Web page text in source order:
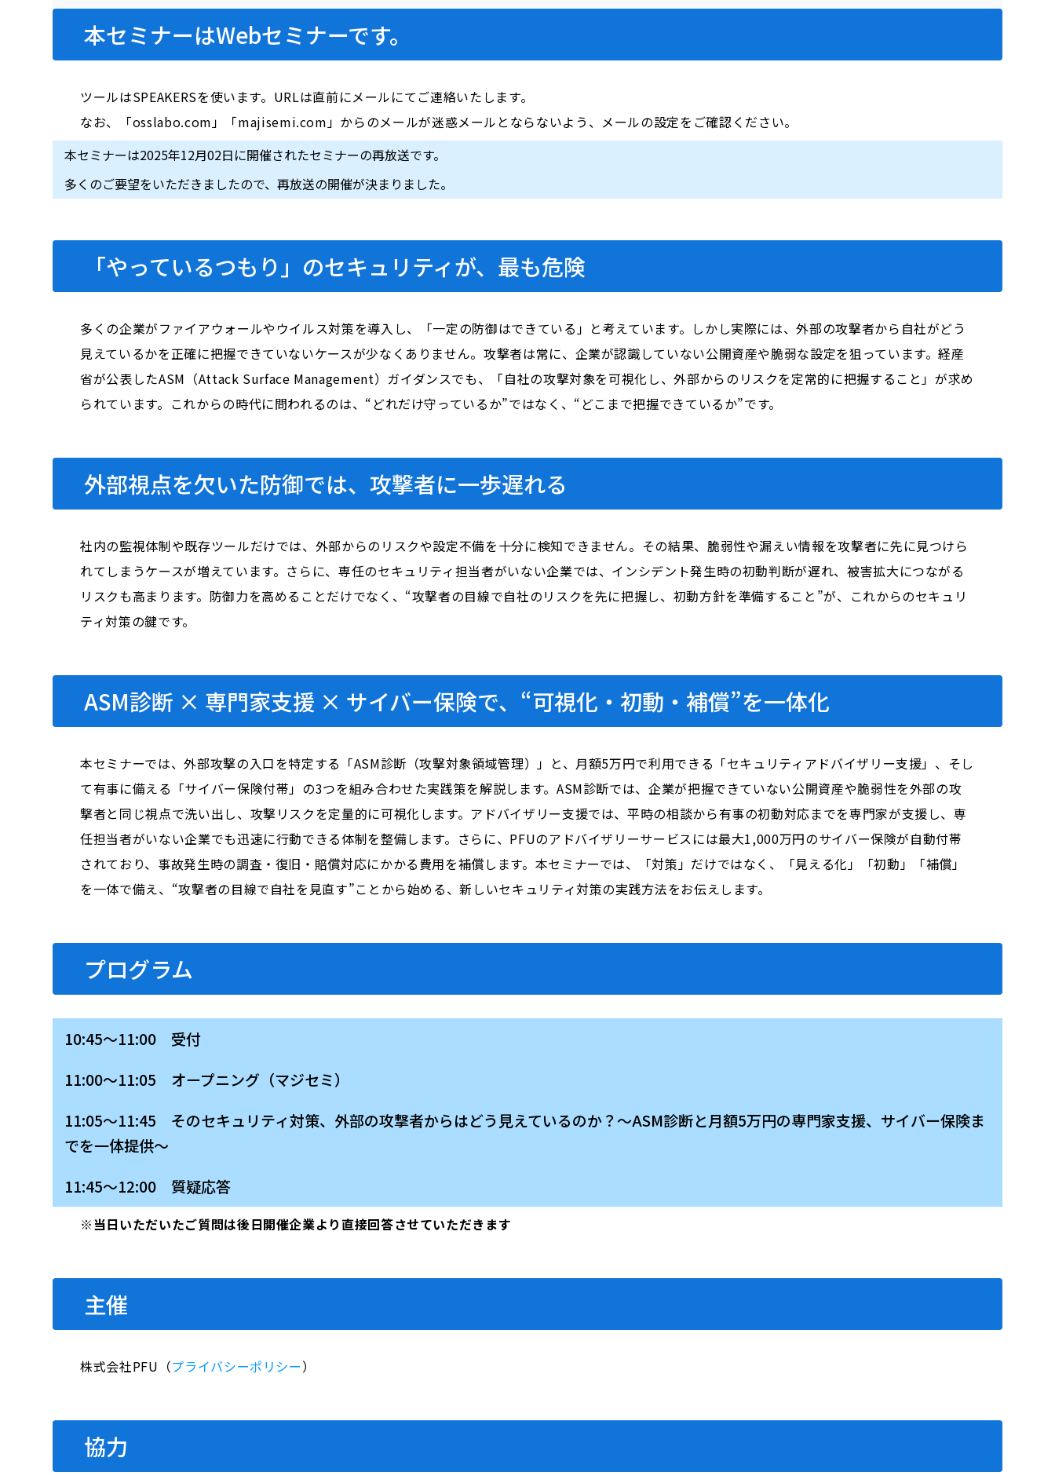
本セミナーはWebセミナーです。
ツールはSPEAKERSを使います。URLは直前にメールにてご連絡いたします。
なお、「osslabo.com」「majisemi.com」からのメールが迷惑メールとならないよう、メールの設定をご確認ください。
本セミナーは2025年12月02日に開催されたセミナーの再放送です。
多くのご要望をいただきましたので、再放送の開催が決まりました。
「やっているつもり」のセキュリティが、最も危険
多くの企業がファイアウォールやウイルス対策を導入し、「一定の防御はできている」と考えています。しかし実際には、外部の攻撃者から自社がどう
見えているかを正確に把握できていないケースが少なくありません。攻撃者は常に、企業が認識していない公開資産や脆弱な設定を狙っています。経産
省が公表したASM（Attack Surface Management）ガイダンスでも、「自社の攻撃対象を可視化し、外部からのリスクを定常的に把握すること」が求め
られています。これからの時代に問われるのは、“どれだけ守っているか”ではなく、“どこまで把握できているか”です。
外部視点を欠いた防御では、攻撃者に一歩遅れる
社内の監視体制や既存ツールだけでは、外部からのリスクや設定不備を十分に検知できません。その結果、脆弱性や漏えい情報を攻撃者に先に見つけら
れてしまうケースが増えています。さらに、専任のセキュリティ担当者がいない企業では、インシデント発生時の初動判断が遅れ、被害拡大につながる
リスクも高まります。防御力を高めることだけでなく、“攻撃者の目線で自社のリスクを先に把握し、初動方針を準備すること”が、これからのセキュリ
ティ対策の鍵です。
ASM診断 × 専門家支援 × サイバー保険で、“可視化・初動・補償”を一体化
本セミナーでは、外部攻撃の入口を特定する「ASM診断（攻撃対象領域管理）」と、月額5万円で利用できる「セキュリティアドバイザリー支援」、そし
て有事に備える「サイバー保険付帯」の3つを組み合わせた実践策を解説します。ASM診断では、企業が把握できていない公開資産や脆弱性を外部の攻
撃者と同じ視点で洗い出し、攻撃リスクを定量的に可視化します。アドバイザリー支援では、平時の相談から有事の初動対応までを専門家が支援し、専
任担当者がいない企業でも迅速に行動できる体制を整備します。さらに、PFUのアドバイザリーサービスには最大1,000万円のサイバー保険が自動付帯
されており、事故発生時の調査・復旧・賠償対応にかかる費用を補償します。本セミナーでは、「対策」だけではなく、「見える化」「初動」「補償」
を一体で備え、“攻撃者の目線で自社を見直す”ことから始める、新しいセキュリティ対策の実践方法をお伝えします。
プログラム
10:45～11:00 受付
11:00～11:05 オープニング（マジセミ）
11:05～11:45 そのセキュリティ対策、外部の攻撃者からはどう見えているのか？～ASM診断と月額5万円の専門家支援、サイバー保険ま
でを一体提供～
11:45～12:00 質疑応答
※当日いただいたご質問は後日開催企業より直接回答させていただきます
主催
株式会社PFU（プライバシーポリシー）
協力